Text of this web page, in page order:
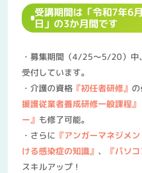
受講期間は「令和7年6
日」の3か月間です
・募集期間（4/25～5/20）中
受付しています。
・介護の資格『初任者研修』
援護従業者養成研修一般課程』
ー』 も修了可能。
・さらに 『アンガーマネジメン
ける感染症の知識』 、 『パソ
スキルアップ！